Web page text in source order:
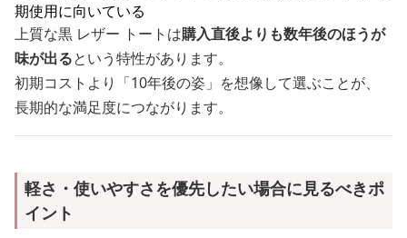
期使用に向いている
上質な黒 レザー トートは購入直後よりも数年後のほうが
味が出るという特性があります。
初期コストより「10年後の姿」を想像して選ぶことが、
長期的な満足度につながります。
軽さ・使いやすさを優先したい場合に見るべきポ
イント